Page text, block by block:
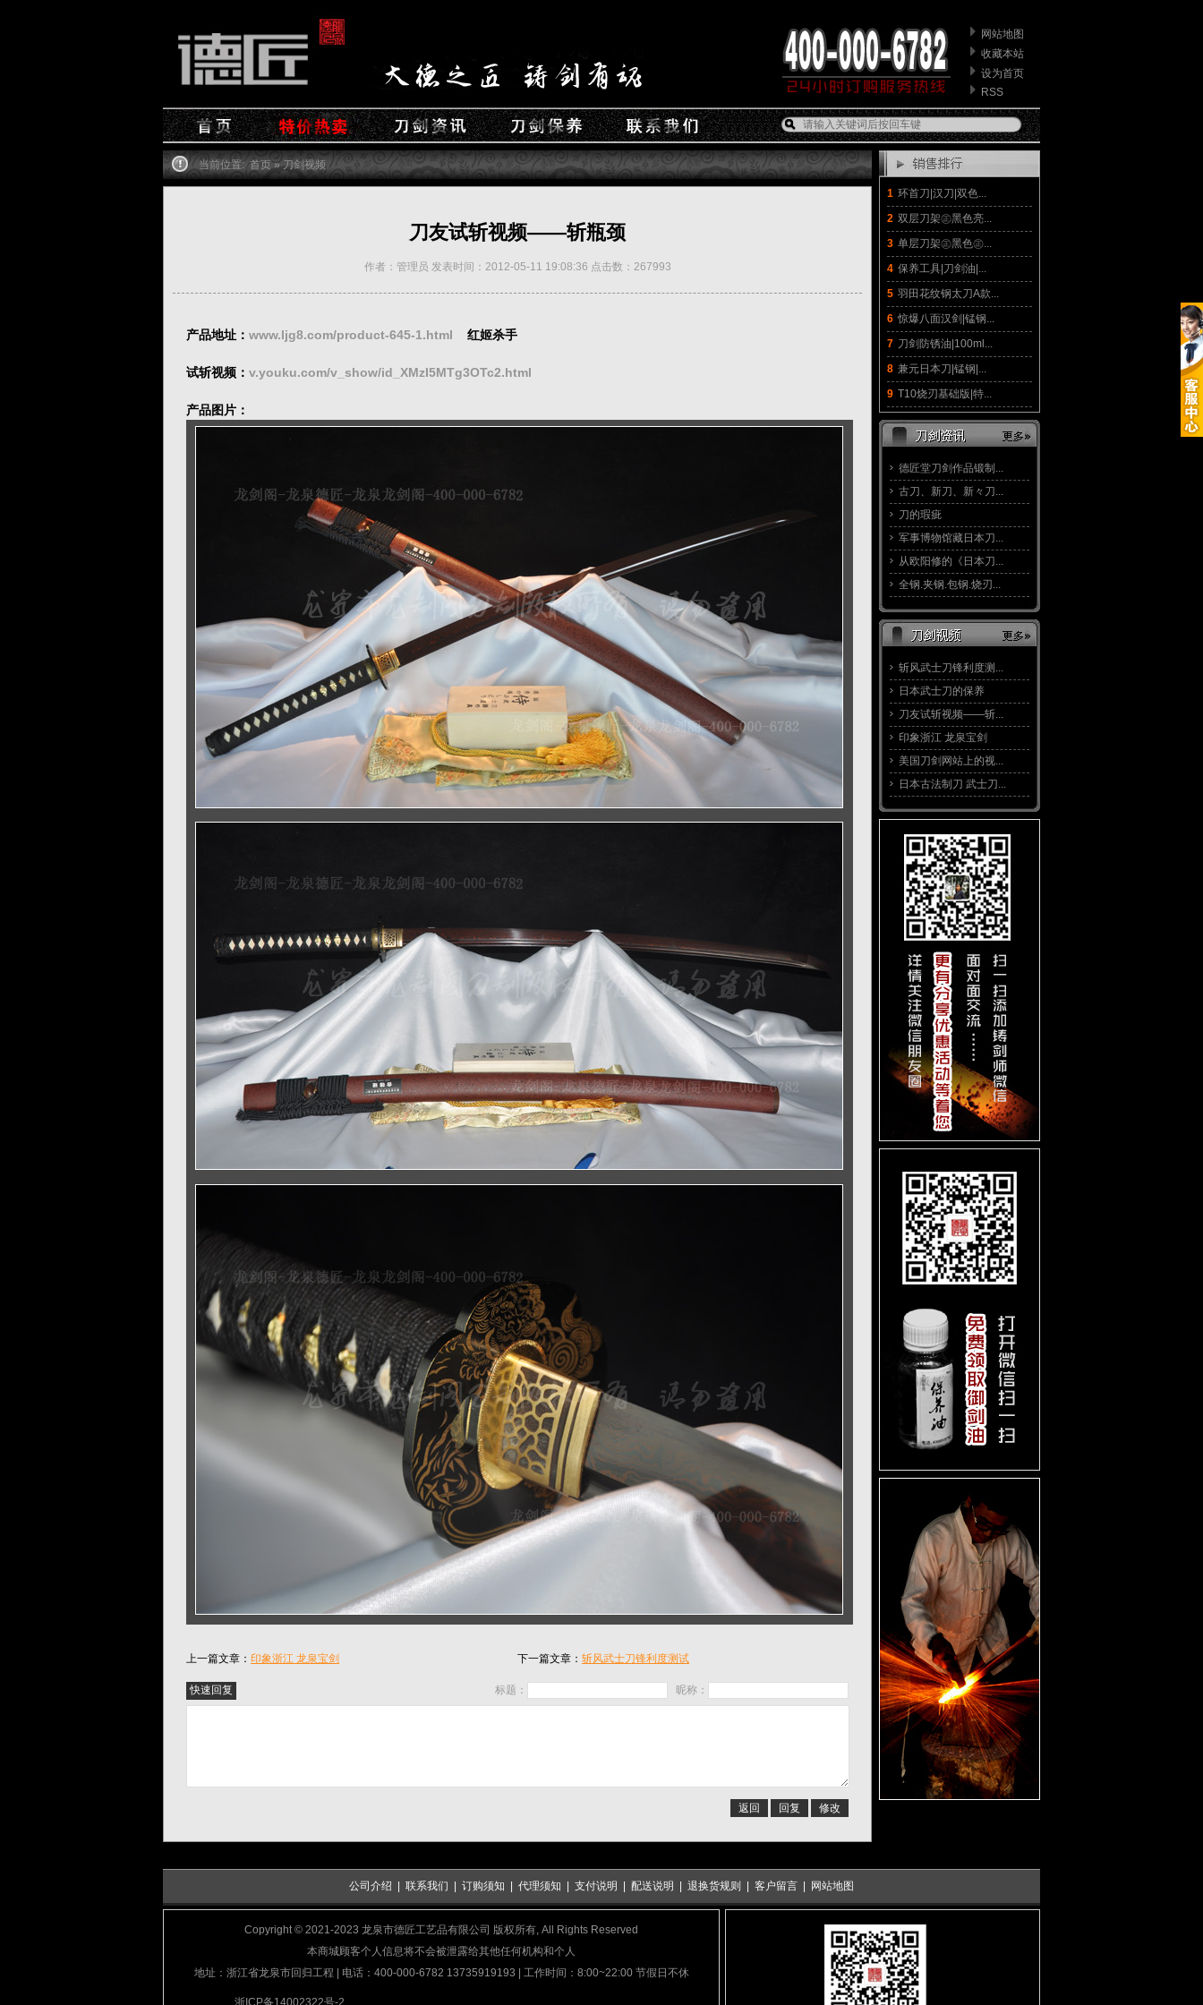
网站地图
收藏本站
设为首页
RSS
1 环首刀|汉刀|双色...
2 双层刀架㊣黑色亮...
3 单层刀架㊣黑色㊣...
4 保养工具|刀剑油|...
5 羽田花纹钢太刀A款...
6 惊爆八面汉剑|锰钢...
7 刀剑防锈油|100ml...
8 兼元日本刀|锰钢|...
9 T10烧刃基础版|特...
德匠堂刀剑作品锻制...
古刀、新刀、新々刀...
刀的瑕疵
军事博物馆藏日本刀...
从欧阳修的《日本刀...
全钢.夹钢.包钢.烧刃...
斩风武士刀锋利度测...
日本武士刀的保养
刀友试斩视频——斩...
印象浙江 龙泉宝剑
美国刀剑网站上的视...
日本古法制刀 武士刀...
当前位置: 首页»刀剑视频
刀友试斩视频——斩瓶颈
作者：管理员 发表时间：2012-05-11 19:08:36 点击数：267993
产品地址： www.ljg8.com/product-645-1.html 红姬杀手
试斩视频： v.youku.com/v_show/id_XMzI5MTg3OTc2.html
产品图片：
上一篇文章： 印象浙江 龙泉宝剑 下一篇文章： 斩风武士刀锋利度测试
标题： 昵称：
返回 回复 修改
公司介绍 联系我们 订购须知 代理须知 支付说明 配送说明 退换货规则 客户留言 网站地图
Copyright © 2021-2023 龙泉市德匠工艺品有限公司 版权所有, All Rights Reserved
本商城顾客个人信息将不会被泄露给其他任何机构和个人
地址：浙江省龙泉市回归工程 | 电话：400-000-6782 13735919193 | 工作时间：8:00~22:00 节假日不休
浙ICP备14002322号-2